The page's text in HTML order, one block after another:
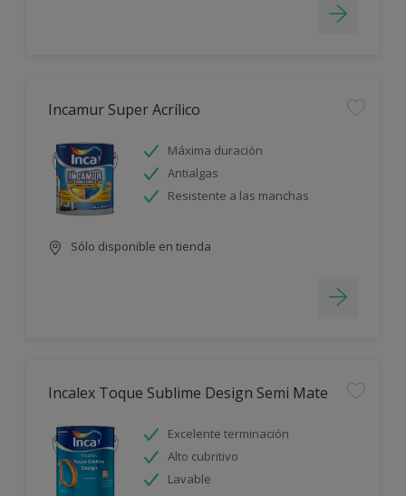
Incamur Super Acrílico
Máxima duración
Antialgas
Resistente a las manchas
Sólo disponible en tienda
Incalex Toque Sublime Design Semi Mate
Excelente terminación
Alto cubritivo
Lavable